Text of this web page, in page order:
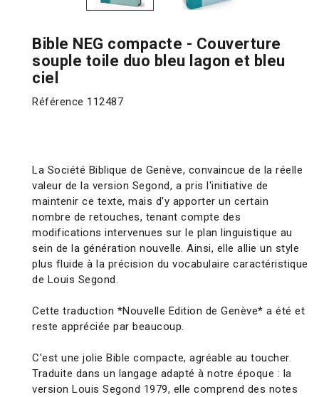
Bible NEG compacte - Couverture
souple toile duo bleu lagon et bleu
ciel
Référence 112487
La Société Biblique de Genève, convaincue de la réelle
valeur de la version Segond, a pris l'initiative de
maintenir ce texte, mais d'y apporter un certain
nombre de retouches, tenant compte des
modifications intervenues sur le plan linguistique au
sein de la génération nouvelle. Ainsi, elle allie un style
plus fluide à la précision du vocabulaire caractéristique
de Louis Segond.
Cette traduction *Nouvelle Edition de Genève* a été et
reste appréciée par beaucoup.
C'est une jolie Bible compacte, agréable au toucher.
Traduite dans un langage adapté à notre époque : la
version Louis Segond 1979, elle comprend des notes